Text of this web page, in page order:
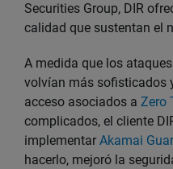
Securities Group, DIR
calidad que sustentan el
A medida que los
volvían más sofisticados
acceso asociados a Zero
complicados, el cliente
implementar Akamai
hacerlo, mejoró la